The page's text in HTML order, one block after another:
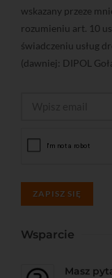
wskazany przeze
rozumieniu art. 10
świadczeniu usług
(dawniej: DIPOL
ZAPISZ SIĘ
Wsparcie
Masz